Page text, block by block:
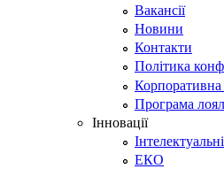
Вакансії
Новини
Контакти
Політика
Корпоративна
Програма
Інновації
ЕКО